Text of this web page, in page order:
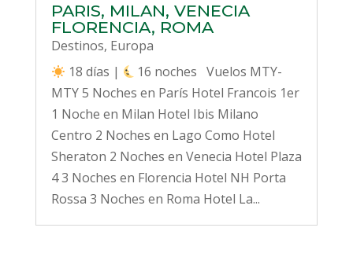
PARIS, MILAN, VENECIA
FLORENCIA, ROMA
Destinos, Europa
18 días |
16 noches Vuelos MTY-
MTY 5 Noches en París Hotel Francois 1er
1 Noche en Milan Hotel Ibis Milano
Centro 2 Noches en Lago Como Hotel
Sheraton 2 Noches en Venecia Hotel Plaza
4 3 Noches en Florencia Hotel NH Porta
Rossa 3 Noches en Roma Hotel La...